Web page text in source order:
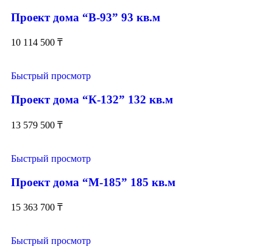
Проект дома “В-93” 93 кв.м
10 114 500 ₸
Быстрый просмотр
Проект дома “К-132” 132 кв.м
13 579 500 ₸
Быстрый просмотр
Проект дома “М-185” 185 кв.м
15 363 700 ₸
Быстрый просмотр